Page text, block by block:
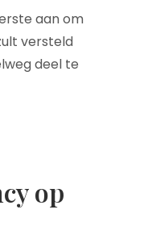
aan om
versteld
deel te
op